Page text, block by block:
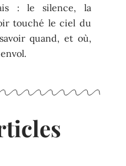
: le silence, la
touché le ciel du
quand, et où,